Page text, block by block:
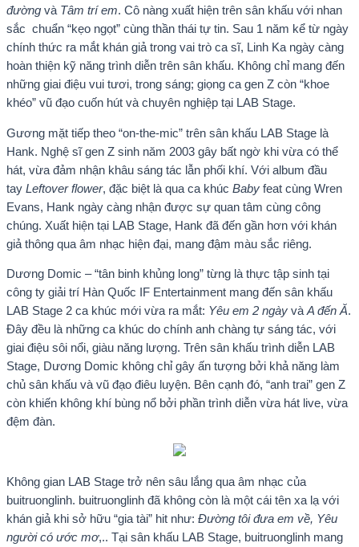
đường và Tâm trí em. Cô nàng xuất hiện trên sân khấu với nhan
sắc chuẩn “kẹo ngọt” cùng thần thái tự tin. Sau 1 năm kể từ ngày
chính thức ra mắt khán giả trong vai trò ca sĩ, Linh Ka ngày càng
hoàn thiện kỹ năng trình diễn trên sân khấu. Không chỉ mang đến
những giai điệu vui tươi, trong sáng; giọng ca gen Z còn “khoe
khéo” vũ đạo cuốn hút và chuyên nghiệp tại LAB Stage.
Gương mặt tiếp theo “on-the-mic” trên sân khấu LAB Stage là
Hank. Nghệ sĩ gen Z sinh năm 2003 gây bất ngờ khi vừa có thể
hát, vừa đảm nhận khâu sáng tác lẫn phối khí. Với album đầu
tay Leftover flower, đặc biệt là qua ca khúc Baby feat cùng Wren
Evans, Hank ngày càng nhận được sự quan tâm cùng công
chúng. Xuất hiện tại LAB Stage, Hank đã đến gần hơn với khán
giả thông qua âm nhạc hiện đại, mang đậm màu sắc riêng.
Dương Domic – “tân binh khủng long” từng là thực tập sinh tại
công ty giải trí Hàn Quốc IF Entertainment mang đến sân khấu
LAB Stage 2 ca khúc mới vừa ra mắt: Yêu em 2 ngày vàA đến Ă.
Đây đều là những ca khúc do chính anh chàng tự sáng tác, với
giai điệu sôi nổi, giàu năng lượng. Trên sân khấu trình diễn LAB
Stage, Dương Domic không chỉ gây ấn tượng bởi khả năng làm
chủ sân khấu và vũ đạo điêu luyện. Bên cạnh đó, “anh trai” gen Z
còn khiến không khí bùng nổ bởi phần trình diễn vừa hát live, vừa
đệm đàn.
Không gian LAB Stage trở nên sâu lắng qua âm nhạc của
buitruonglinh. buitruonglinh đã không còn là một cái tên xa lạ với
khán giả khi sở hữu “gia tài” hit như: Đường tôi đưa em về, Yêu
người có ước mơ,.. Tại sân khấu LAB Stage, buitruonglinh mang